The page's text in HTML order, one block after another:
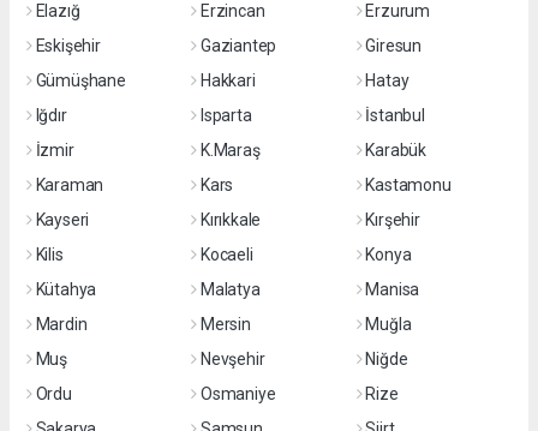
Elazığ
Erzincan
Erzurum
Eskişehir
Gaziantep
Giresun
Gümüşhane
Hakkari
Hatay
Iğdır
Isparta
İstanbul
İzmir
K.Maraş
Karabük
Karaman
Kars
Kastamonu
Kayseri
Kırıkkale
Kırşehir
Kilis
Kocaeli
Konya
Kütahya
Malatya
Manisa
Mardin
Mersin
Muğla
Muş
Nevşehir
Niğde
Ordu
Osmaniye
Rize